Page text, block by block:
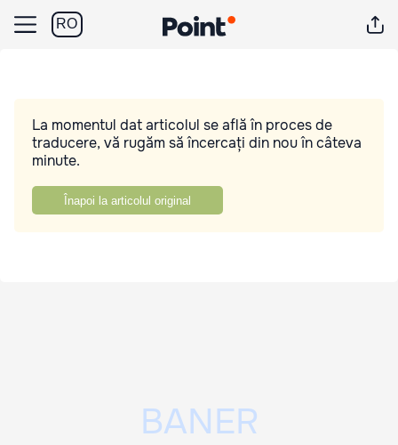
RO
La momentul dat articolul se află în proces de
traducere, vă rugăm să încercați din nou în câteva
minute.
Înapoi la articolul original